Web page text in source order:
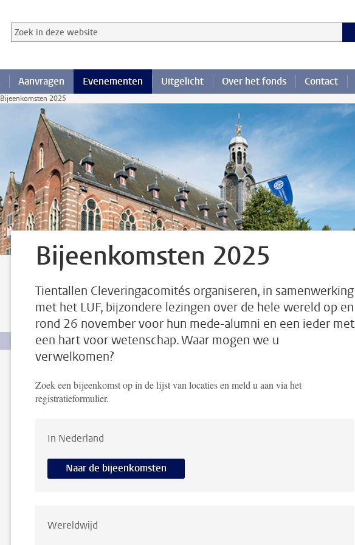
Zoek in deze website
Zoekterm
Aanvragen Evenementen Uitgelicht Over het fonds Contact
Bijeenkomsten 2025
Bijeenkomsten 2025
Tientallen Cleveringacomités organiseren, in samenwerking
met het LUF, bijzondere lezingen over de hele wereld op en
rond 26 november voor hun mede-alumni en een ieder met
een hart voor wetenschap. Waar mogen we u
verwelkomen?
Zoek een bijeenkomst op in de lijst van locaties en meld u aan via het
registratieformulier.
In Nederland
Naar de bijeenkomsten
Wereldwijd